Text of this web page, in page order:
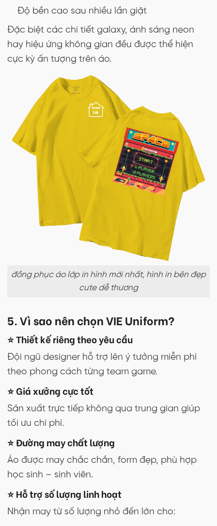
Độ bền cao sau nhiều lần giặt
Đặc biệt các chi tiết galaxy, ánh sáng neon
hay hiệu ứng không gian đều được thể hiện
cực kỳ ấn tượng trên áo.
đồng phục áo lớp in hình mới nhất, hình in bên đẹp
cute dễ thương
5. Vì sao nên chọn VIE Uniform?
⭐ Thiết kế riêng theo yêu cầu
Đội ngũ designer hỗ trợ lên ý tưởng miễn phí
theo phong cách từng team game.
⭐ Giá xưởng cực tốt
Sản xuất trực tiếp không qua trung gian giúp
tối ưu chi phí.
⭐ Đường may chất lượng
Áo được may chắc chắn, form đẹp, phù hợp
học sinh – sinh viên.
⭐ Hỗ trợ số lượng linh hoạt
Nhận may từ số lượng nhỏ đến lớn cho: